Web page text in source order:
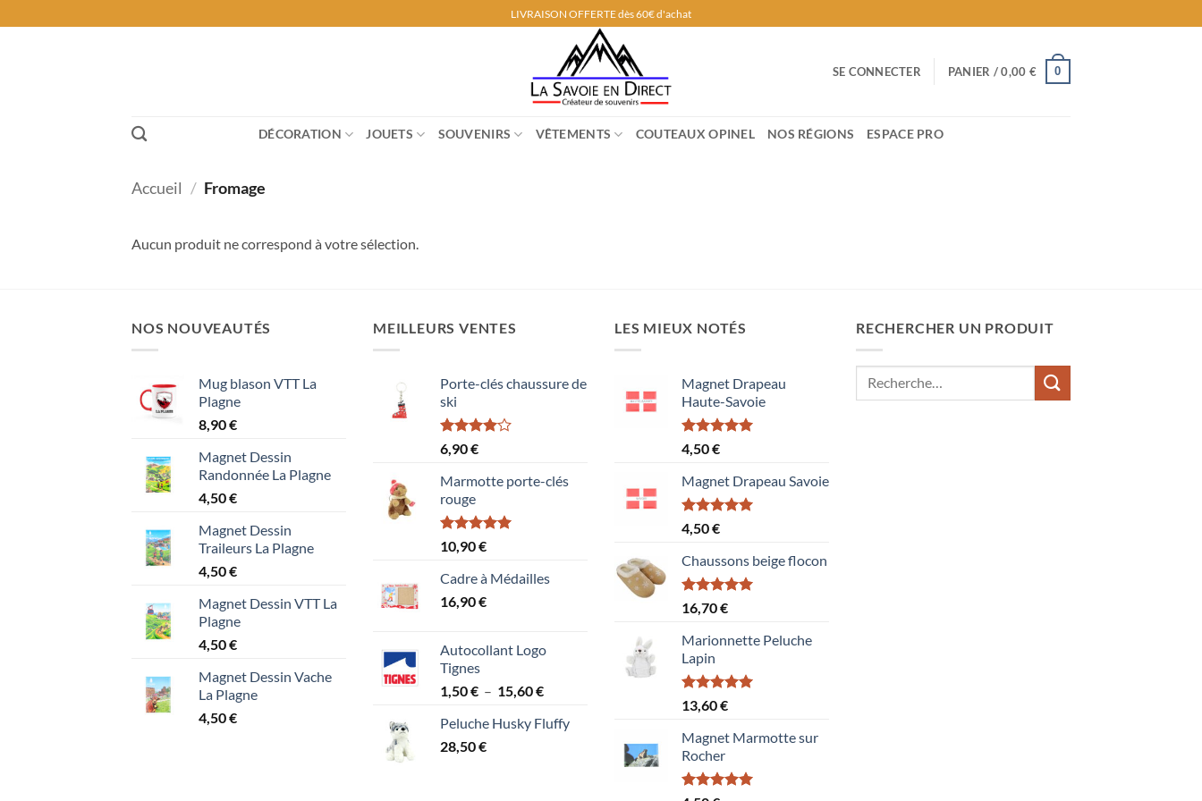
au
LIVRAISON OFFERTE dès 60€ d'achat
SE CONNECTER PANIER /0,00 € 0
DÉCORATION JOUETS SOUVENIRS VÊTEMENTS COUTEAUX OPINEL NOS RÉGIONS ESPACE PRO
Accueil / Fromage
Aucun produit ne correspond à votre sélection.
NOS NOUVEAUTÉS
Mug blason VTT La
Plagne
8,90€
Magnet Dessin
Randonnée La Plagne
4,50€
Magnet Dessin
Traileurs La Plagne
4,50€
Magnet Dessin VTT La
Plagne
4,50€
Magnet Dessin Vache
La Plagne
4,50€
MEILLEURS VENTES
Porte-clés chaussure de
ski
Note
4.00
5
6,90€
Marmotte porte-clés
rouge
Note5.00
sur 5
10,90€
Cadre à Médailles
16,90€
Autocollant Logo
Tignes
1,50€ – 15,60€Plage
prix :
Peluche Husky Fluffy
28,50€
LES MIEUX NOTÉS
Magnet Drapeau
Haute-Savoie
Note5.00
sur 5
4,50€
Magnet Drapeau Savoie
Note5.00
sur 5
4,50€
Chaussons beige flocon
Note5.00
sur 5
16,70€
Marionnette Peluche
Lapin
Note5.00
sur 5
13,60€
Magnet Marmotte sur
Rocher
RECHERCHER UN PRODUIT
Recherche